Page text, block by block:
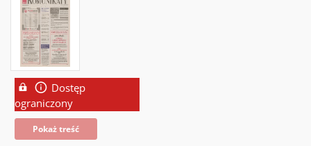
Dostęp
ograniczony
Pokaż treść